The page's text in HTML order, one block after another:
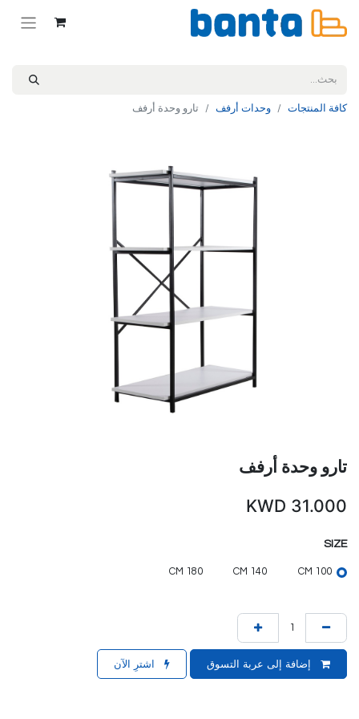
كافة المنتجات وحدات أرفف تارو وحدة أرفف
تارو وحدة أرفف
31.000
SIZE
100 CM
140 CM
180 CM
إضافة إلى عربة التسوق اشترِ الآن